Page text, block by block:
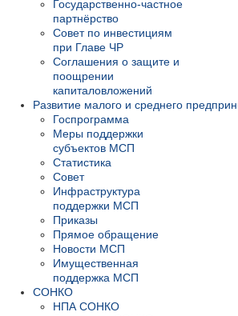
Государственно-частное
партнёрство
Совет по инвестициям
при Главе ЧР
Соглашения о защите и
поощрении
капиталовложений
Развитие малого и среднего
Госпрограмма
Меры поддержки
субъектов МСП
Статистика
Совет
Инфраструктура
поддержки МСП
Приказы
Прямое обращение
Новости МСП
Имущественная
поддержка МСП
СОНКО
НПА СОНКО